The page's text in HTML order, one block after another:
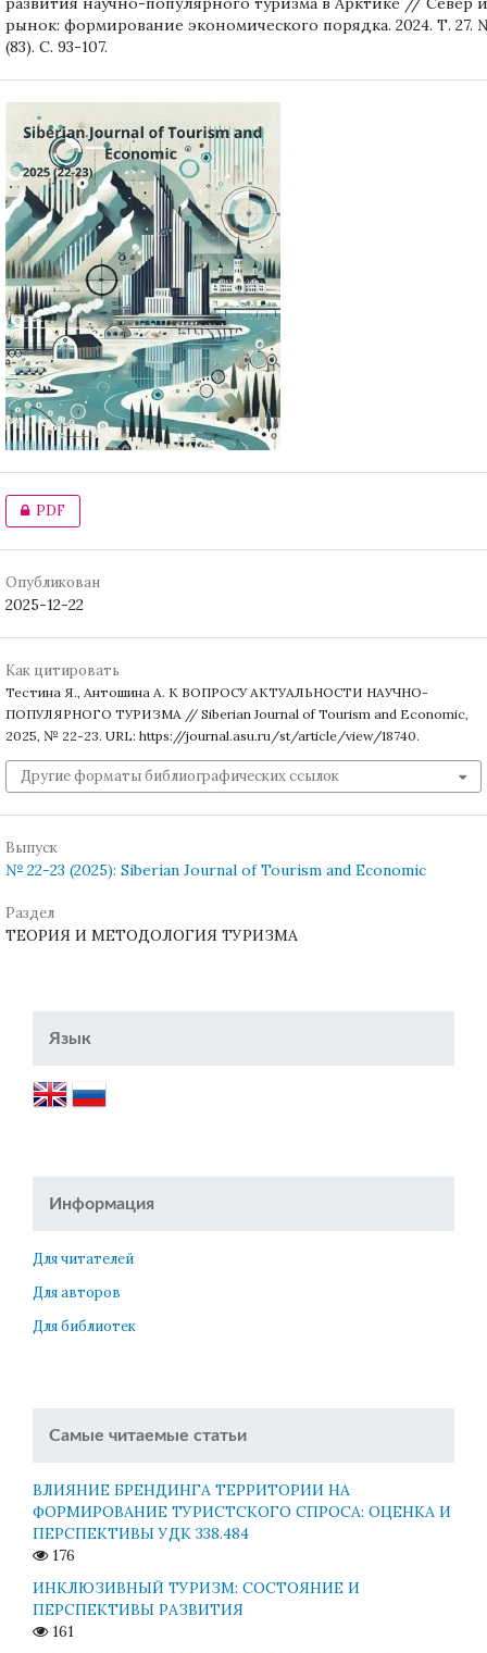
рынок: формирование экономического порядка. 2024. Т. 27.
(83). С. 93-107.
PDF
Опубликован
2025-12-22
Как цитировать
Тестина Я., Антошина А. К ВОПРОСУ АКТУАЛЬНОСТИ НАУЧНО-
ПОПУЛЯРНОГО ТУРИЗМА // Siberian Journal of Tourism and Economic,
2025, № 22-23. URL: https://journal.asu.ru/st/article/view/18740.
Другие форматы библиографических ссылок
Выпуск
№ 22-23 (2025): Siberian Journal of Tourism and Economic
Раздел
ТЕОРИЯ И МЕТОДОЛОГИЯ ТУРИЗМА
Язык
Информация
Для читателей
Для авторов
Для библиотек
Самые читаемые статьи
ВЛИЯНИЕ БРЕНДИНГА ТЕРРИТОРИИ НА
ФОРМИРОВАНИЕ ТУРИСТСКОГО СПРОСА: ОЦЕНКА И
ПЕРСПЕКТИВЫ УДК 338.484
176
ИНКЛЮЗИВНЫЙ ТУРИЗМ: СОСТОЯНИЕ И
ПЕРСПЕКТИВЫ РАЗВИТИЯ
161